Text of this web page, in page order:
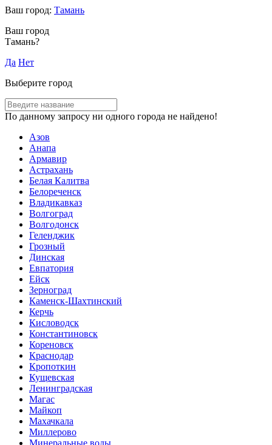
Ваш город: Тамань
Ваш город
Тамань?
Да Нет
Выберите город
По данному запросу ни одного города не найдено!
Азов
Анапа
Армавир
Астрахань
Белая Калитва
Белореченск
Владикавказ
Волгоград
Волгодонск
Геленджик
Грозный
Динская
Евпатория
Ейск
Зерноград
Каменск-Шахтинский
Керчь
Кисловодск
Константиновск
Кореновск
Краснодар
Кропоткин
Кущевская
Ленинградская
Магас
Майкоп
Махачкала
Миллерово
Минеральные воды